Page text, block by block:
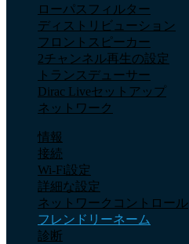
ローパスフィルター
ディストリビューション
フロントスピーカー
2チャンネル再生の設定
トランスデューサー
Dirac Liveセットアップ
ネットワーク
情報
接続
Wi-Fi設定
詳細な設定
ネットワークコントロール
フレンドリーネーム
診断